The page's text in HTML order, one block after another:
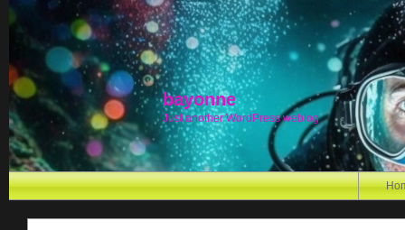
bayonne
Just another WordPress weblog